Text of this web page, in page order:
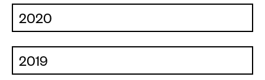
Current
Preview
Archive
2020
2019